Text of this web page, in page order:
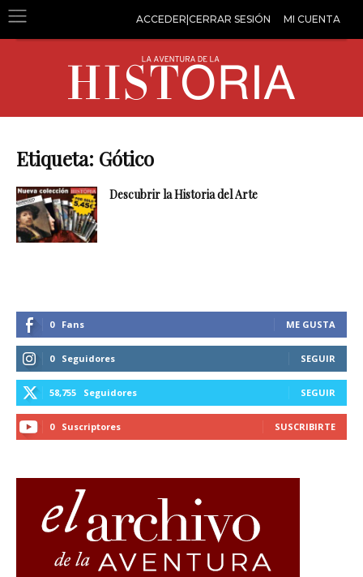
ACCEDER|CERRAR SESIÓN MI CUENTA
Etiqueta: Gótico
Descubrir la Historia del Arte
0 Fans ME GUSTA
0 Seguidores SEGUIR
58,755 Seguidores SEGUIR
0 Suscriptores SUSCRIBIRTE